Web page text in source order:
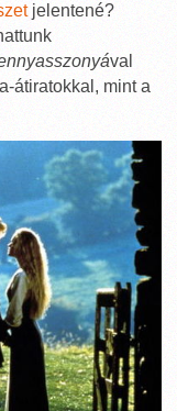
jelentené?
val
átiratokkal, mint a